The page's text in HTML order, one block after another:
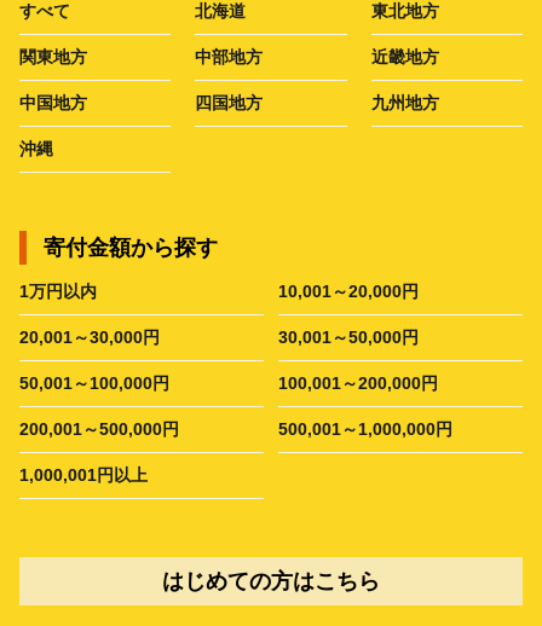
すべて 北海道 東北地方
関東地方 中部地方 近畿地方
中国地方 四国地方 九州地方
沖縄
寄付金額から探す
1万円以内 10,001～20,000円
20,001～30,000円 30,001～50,000円
50,001～100,000円 100,001～200,000円
200,001～500,000円 500,001～1,000,000円
1,000,001円以上
はじめての方はこちら